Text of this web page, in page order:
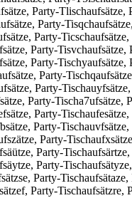
Party-
Party-
Party-
Party-
Party-
Party-
Party-
Party-
Party-
Party-
Party-
Party-
Party-
Party-
Party-